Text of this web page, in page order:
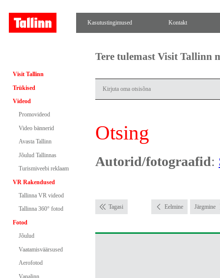
Kasutustingimused Kontakt
Visit Tallinn
Trükised
Videod
Promovideod
Video bännerid
Avasta Tallinn
Jõulud Tallinnas
Turismiveebi reklaam
VR Rakendused
Tallinna VR videod
Tallinna 360° fotod
Fotod
Jõulud
Vaatamisväärsused
Aerofotod
Vanalinn
Tere tulemast Visit Tallinn
Otsing
Autorid/fotograafid:
Tagasi Eelmine Järgmine